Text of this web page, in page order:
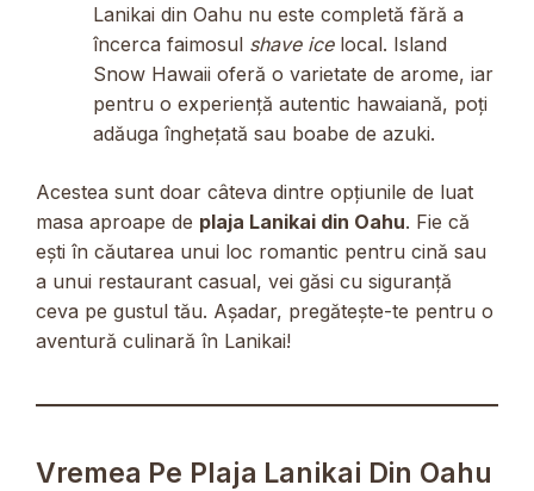
Lanikai din Oahu nu este completă fără a
încerca faimosul shave icelocal. Island
Snow Hawaii oferă o varietate de arome, iar
pentru o experiență autentic hawaiană, poți
adăuga înghețată sau boabe de azuki.
Acestea sunt doar câteva dintre opțiunile de luat
masa aproape de plaja Lanikai din Oahu. Fie că
ești în căutarea unui loc romantic pentru cină sau
a unui restaurant casual, vei găsi cu siguranță
ceva pe gustul tău. Așadar, pregătește-te pentru o
aventură culinară în Lanikai!
Vremea Pe Plaja Lanikai Din Oahu